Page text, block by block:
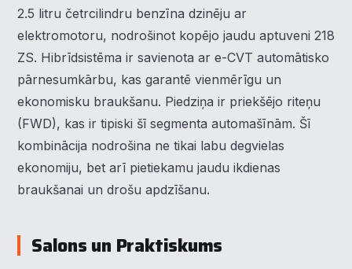
2.5 litru četrcilindru benzīna dzinēju ar
elektromotoru, nodrošinot kopējo jaudu aptuveni 218
ZS. Hibrīdsistēma ir savienota ar e-CVT automātisko
pārnesumkārbu, kas garantē vienmērīgu un
ekonomisku braukšanu. Piedziņa ir priekšējo riteņu
(FWD), kas ir tipiski šī segmenta automašīnām. Šī
kombinācija nodrošina ne tikai labu degvielas
ekonomiju, bet arī pietiekamu jaudu ikdienas
braukšanai un drošu apdzīšanu.
Salons un Praktiskums